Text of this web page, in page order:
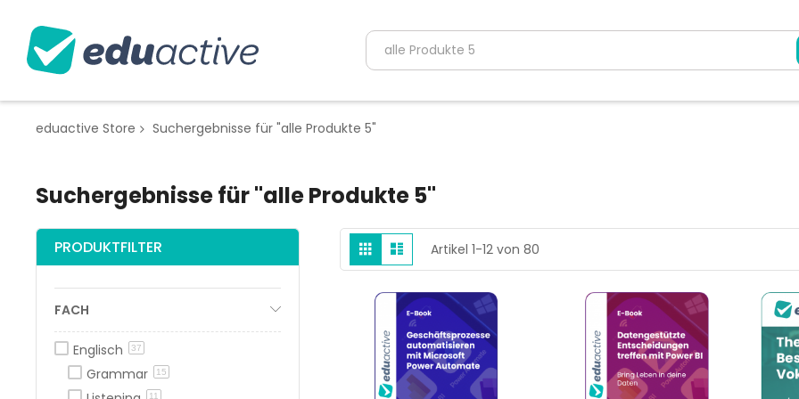
eduactive Store Suchergebnisse für "alle Produkte 5"
Suchergebnisse für "alle Produkte 5"
Anzeigen
als
Liste ListeArtikel1-12 von80
PRODUKTFILTER
FACH
Englisch 37
Grammar 15
11